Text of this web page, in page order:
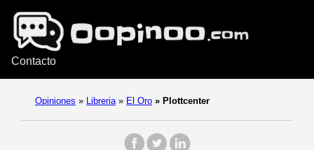
Contacto
Opiniones » Libreria » El Oro » Plottcenter